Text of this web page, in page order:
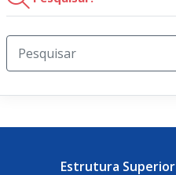
Estrutura Superior